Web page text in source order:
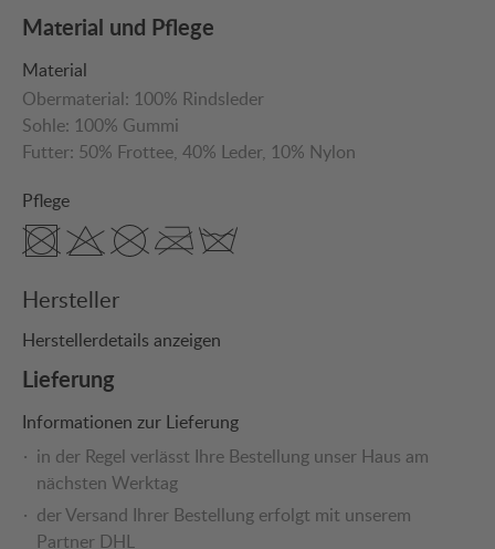
Material und Pflege
Material
Obermaterial: 100% Rindsleder
Sohle: 100% Gummi
Futter: 50% Frottee, 40% Leder, 10% Nylon
Pflege
Hersteller
Herstellerdetails anzeigen
Lieferung
Informationen zur Lieferung
in der Regel verlässt Ihre Bestellung unser Haus am
nächsten Werktag
der Versand Ihrer Bestellung erfolgt mit unserem
Partner DHL